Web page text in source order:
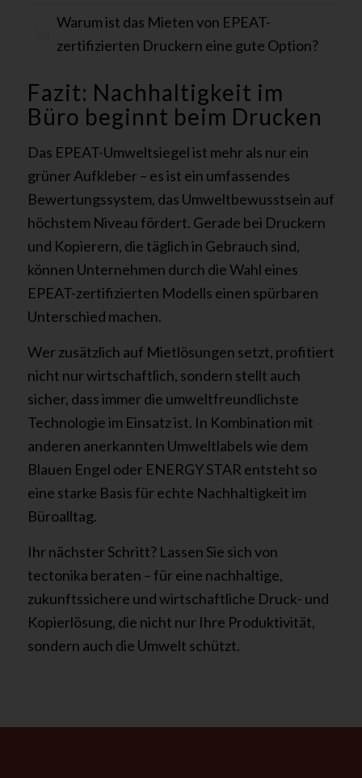
Warum ist das Mieten von EPEAT-
zertifizierten Druckern eine gute Option?
Fazit: Nachhaltigkeit im
Büro beginnt beim Drucken
Das EPEAT-Umweltsiegel ist mehr als nur ein
grüner Aufkleber – es ist ein umfassendes
Bewertungssystem, das Umweltbewusstsein auf
höchstem Niveau fördert. Gerade bei Druckern
und Kopierern, die täglich in Gebrauch sind,
können Unternehmen durch die Wahl eines
EPEAT-zertifizierten Modells einen spürbaren
Unterschied machen.
Wer zusätzlich auf Mietlösungen setzt, profitiert
nicht nur wirtschaftlich, sondern stellt auch
sicher, dass immer die umweltfreundlichste
Technologie im Einsatz ist. In Kombination mit
anderen anerkannten Umweltlabels wie dem
Blauen Engel oder ENERGY STAR entsteht so
eine starke Basis für echte Nachhaltigkeit im
Büroalltag.
Ihr nächster Schritt? Lassen Sie sich von
tectonika beraten – für eine nachhaltige,
zukunftssichere und wirtschaftliche Druck- und
Kopierlösung, die nicht nur Ihre Produktivität,
sondern auch die Umwelt schützt.